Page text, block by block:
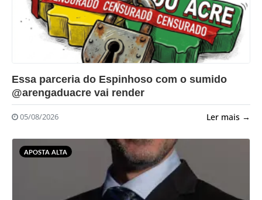
?>
Essa parceria do Espinhoso com o sumido
@arengaduacre vai render
05/08/2026 Ler mais →
APOSTA ALTA